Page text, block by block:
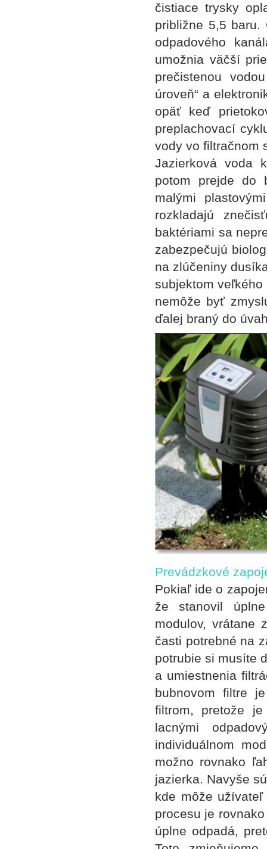
čistiace trysky
približne 5,5
odpadového
umožnia väčší
prečistenou
úroveň“ a
opäť keď
preplachovací
vody vo filtračnom
Jazierková voda
potom prejde do
malými
rozkladajú
baktériami sa
zabezpečujú
na zlúčeniny
subjektom
nemôže byť
ďalej braný do
Prevádzkové
Pokiaľ ide o
že stanovil
modulov, vrátane
časti potrebné na
potrubie si musíte
a umiestnenia
bubnovom filtre
filtrom, pretože
lacnými
individuálnom
možno rovnako
jazierka. Navyše
kde môže
procesu je
úplne odpadá,